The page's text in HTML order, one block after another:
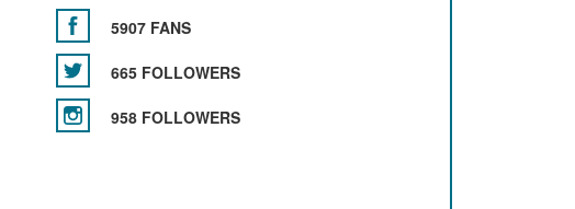
5907 FANS
665 FOLLOWERS
958 FOLLOWERS